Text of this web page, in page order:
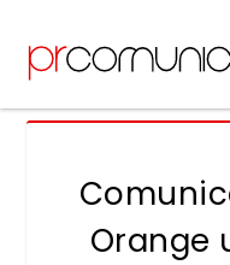
Orange